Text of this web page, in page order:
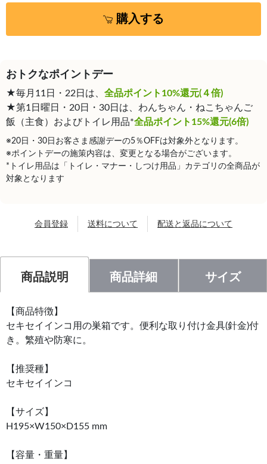
購入する
おトクなポイントデー
★毎月11日・22日は、 全品ポイント10%還元(４倍)
★第1日曜日・20日・30日は、わんちゃん・ねこちゃんご
飯（主食）およびトイレ用品*全品ポイント15%還元(6倍)
※20日・30日お客さま感謝デーの5％OFFは対象外となります。
※ポイントデーの施策内容は、変更となる場合がございます。
*トイレ用品は「トイレ・マナー・しつけ用品」カテゴリの全商品が
対象となります
会員登録 送料について 配送と返品について
商品説明 商品詳細 サイズ
【商品特徴】
セキセイインコ用の巣箱です。便利な取り付け金具(針金)付
き。繁殖や防寒に。
【推奨種】
セキセイインコ
【サイズ】
H195×W150×D155 mm
【容量・重量】